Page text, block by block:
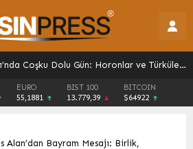
Ovit Yaylası’nda Coşku Dolu Gün: Horonlar ve Türkülerle Unutulmaz Anlar Yaşandı
EURO
55,1881
BIST 100
13.779,39
BITCOIN
$64922
Alan’dan Bayram Mesajı: Birlik,